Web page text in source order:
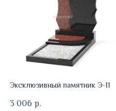
Эксклюзивный памятник Э-11
3 006 р.